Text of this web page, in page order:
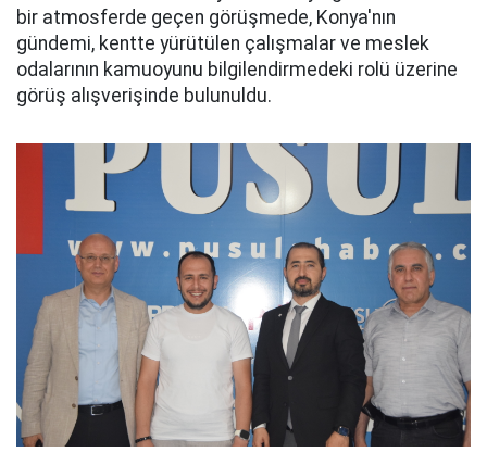
bir atmosferde geçen görüşmede, Konya'nın
gündemi, kentte yürütülen çalışmalar ve meslek
odalarının kamuoyunu bilgilendirmedeki rolü üzerine
görüş alışverişinde bulunuldu.